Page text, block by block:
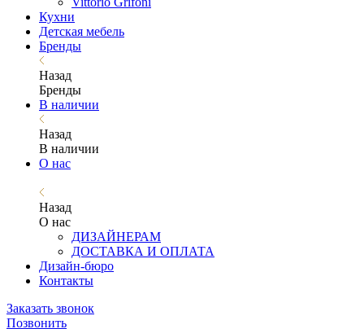
Кухни
Детская мебель
Бренды
Назад
Бренды
В наличии
Назад
В наличии
О нас
Назад
О нас
ДИЗАЙНЕРАМ
ДОСТАВКА И ОПЛАТА
Дизайн-бюро
Контакты
Заказать звонок
Позвонить